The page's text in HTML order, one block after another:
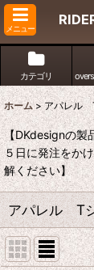
メニュー
カテゴリ
ホーム > アパレル
【DKdesignの製
５日に発注をか
解ください】
アパレル T